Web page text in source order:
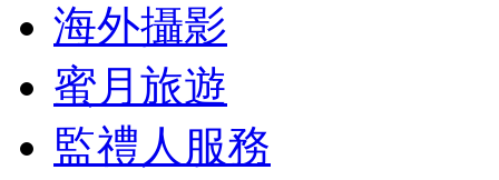
海外攝影
蜜月旅遊
監禮人服務